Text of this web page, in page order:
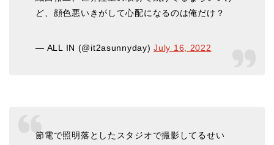
ど、顔色悪いきがして心配になるのは俺だけ？
— ALL IN (@it2asunnyday)July 16, 2022
節電で照明落としたスタジオで撮影してるせい